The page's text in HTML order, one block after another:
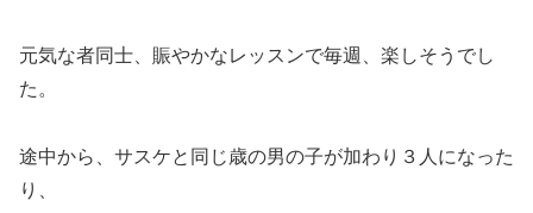
元気な者同士、賑やかなレッスンで毎週、楽しそうでし
た。
途中から、サスケと同じ歳の男の子が加わり３人になった
り、